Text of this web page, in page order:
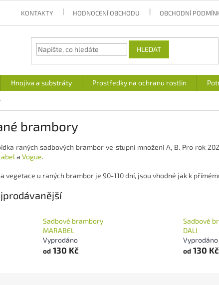
KONTAKTY HODNOCENÍ OBCHODU OBCHODNÍ
HLEDAT
Hnojiva a substráty Prostředky na ochranu rostlin
brambory
raných sadbových brambor ve stupni množení A, B. Pro rok
a Vogue.
vegetace u raných brambor je 90-110 dní, jsou vhodné jak k
Sadbové brambory
MARABEL
Vyprodáno
od 130 Kč
Sadbové
DALI
Vyprodáno
od130 Kč